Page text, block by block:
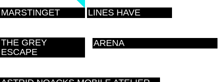
MARSTINGET LINES HAVE
THE GREY
ESCAPE
ARENA